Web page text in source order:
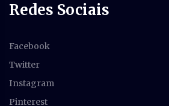
Redes Sociais
Facebook
Twitter
Instagram
Pinterest